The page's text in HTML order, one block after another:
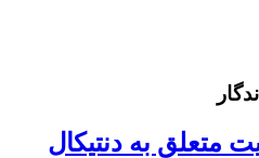
متعلق به دنتیکال